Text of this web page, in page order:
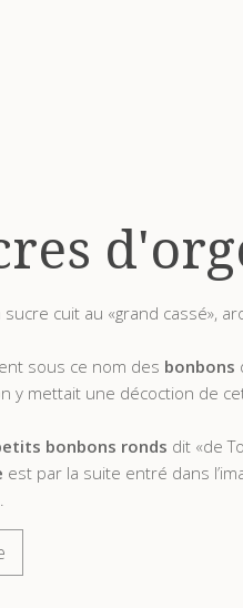
cuit au «grand cassé»,
sous ce nom des bonbons
y mettait une décoction de
bonbons ronds dit «de
est par la suite entré dans